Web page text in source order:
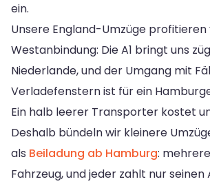
ein.
Unsere England-Umzüge profitieren
Westanbindung: Die A1 bringt uns
Niederlande, und der Umgang mit
Verladefenstern ist für ein
Ein halb leerer Transporter kostet
Deshalb bündeln wir kleinere
als Beiladung ab Hamburg:
Fahrzeug, und jeder zahlt nur